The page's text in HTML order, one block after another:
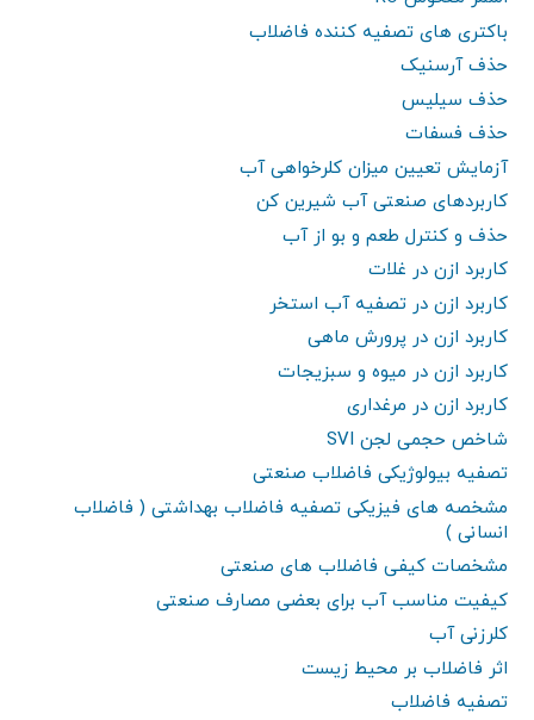
باکتری های تصفیه کننده فاضلاب
حذف آرسنیک
حذف سیلیس
حذف فسفات
آزمایش تعیین میزان کلرخواهی آب
کاربردهای صنعتی آب شیرین کن
حذف و کنترل طعم و بو از آب
کاربرد ازن در غلات
کاربرد ازن در تصفیه آب استخر
کاربرد ازن در پرورش ماهی
کاربرد ازن در میوه و سبزیجات
کاربرد ازن در مرغداری
شاخص حجمی لجن SVI
تصفیه بیولوژیکی فاضلاب صنعتی
مشخصه های فیزیکی تصفیه فاضلاب بهداشتی ( فاضلاب
انسانی )
مشخصات کیفی فاضلاب های صنعتی
کیفیت مناسب آب برای بعضی مصارف صنعتی
کلرزنی آب
اثر فاضلاب بر محیط زیست
تصفیه فاضلاب